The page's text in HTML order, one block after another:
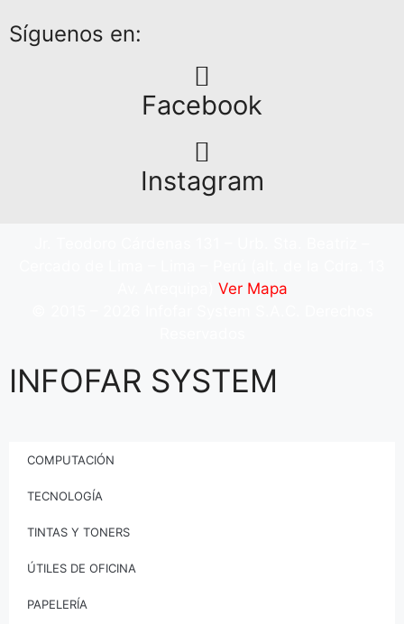
Síguenos en:
Facebook
Instagram
Ver Mapa
INFOFAR SYSTEM
COMPUTACIÓN
TECNOLOGÍA
TINTAS Y TONERS
ÚTILES DE OFICINA
PAPELERÍA